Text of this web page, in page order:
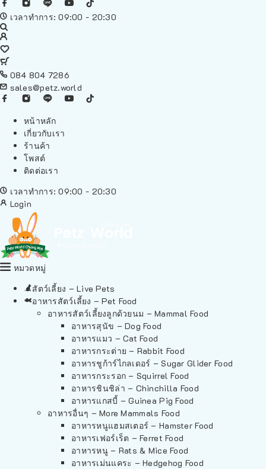
เวลาทำการ: 09:00 - 20:30
084 804 7286
sales@petz.world
หน้าหลัก
เกี่ยวกับเรา
ร้านค้า
โพสต์
ติดต่อเรา
เวลาทำการ: 09:00 - 20:30
Login
หมวดหมู่
สัตว์เลี้ยง – Live Pets
อาหารสัตว์เลี้ยง – Pet Food
อาหารสัตว์เลี้ยงลูกด้วยนม – Mammal Food
อาหารสุนัข – Dog Food
อาหารแมว – Cat Food
อาหารกระต่าย – Rabbit Food
อาหารชูก้าร์ไกลเดอร์ – Sugar Glider Food
อาหารกระรอก – Squirrel Food
อาหารชินชิล่า – Chinchilla Food
อาหารแกสบี้ – Guinea Pig Food
อาหารอื่นๆ – More Mammals Food
อาหารหนูแฮมสเตอร์ – Hamster Food
อาหารเฟอร์เร็ต – Ferret Food
อาหารหนู – Rats & Mice Food
อาหารเม่นแคระ – Hedgehog Food